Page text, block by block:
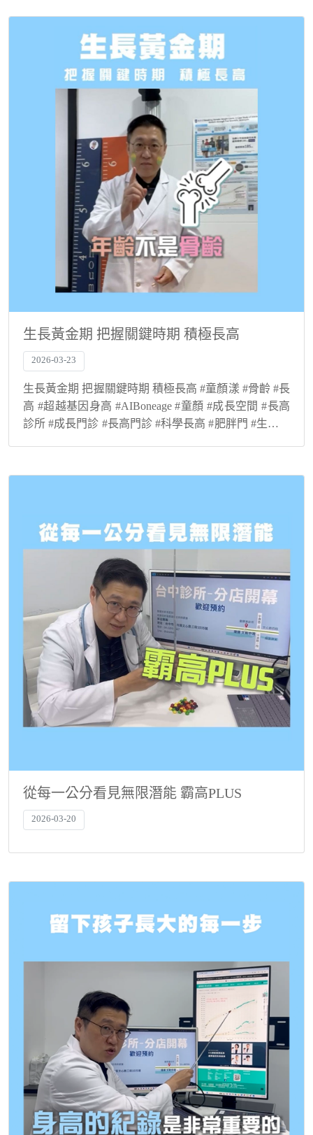
生長黃金期 把握關鍵時期 積極長高
2026-03-23
生長黃金期 把握關鍵時期 積極長高 #童顏漾 #骨齡 #長
高 #超越基因身高 #AIBoneage #童顏 #成長空間 #長高
診所 #成長門診 #長高門診 #科學長高 #肥胖門 #生長激
從每一公分看見無限潛能 霸高PLUS
2026-03-20